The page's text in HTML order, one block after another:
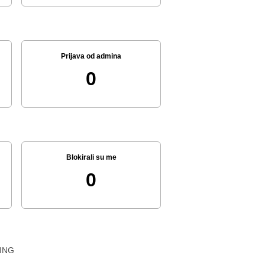
Prijava od admina
0
Blokirali su me
0